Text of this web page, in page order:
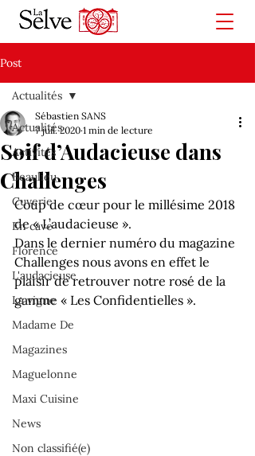
Post
Actualités
Activités
Beaulieu
Cuverie
En cave
Florence
L'audacieuse
La vigne
Madame De
Magazines
Maguelonne
Maxi Cuisine
News
Non classifié(e)
Actualités
Soif d’Audacieuse dans
Challenges
Sébastien SANS
7 juil. 2020 1 min de lecture
Coup de cœur pour le millésime 2018
de « L’audacieuse ».
Dans le dernier numéro du magazine
Challenges nous avons en effet le
plaisir de retrouver notre rosé de la
gamme « Les Confidentielles ».